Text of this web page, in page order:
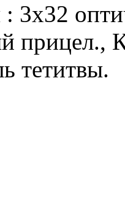
: 3х32
прицел.,
тетитвы.